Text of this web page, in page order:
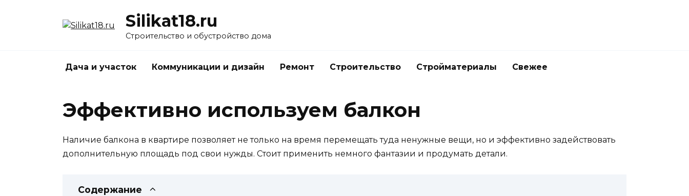
Silikat18.ru
Строительство и обустройство дома
Дача и участок Коммуникации и дизайн Ремонт Строительство Стройматериалы Свежее
Эффективно используем балкон
Наличие балкона в квартире позволяет не только на время перемещать туда ненужные вещи, но и эффективно задействовать
дополнительную площадь под свои нужды. Стоит применить немного фантазии и продумать детали.
Содержание